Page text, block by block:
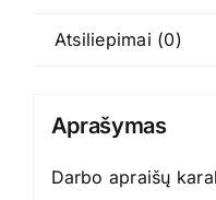
DeltaPlus
Atsiliepimai (0)
Aprašymas
Darbo apraišų